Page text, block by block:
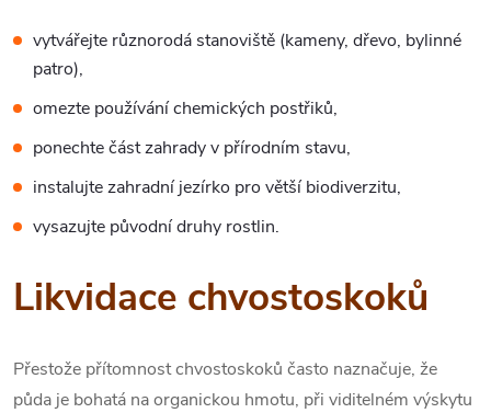
vytvářejte různorodá stanoviště (kameny, dřevo, bylinné
patro),
omezte používání chemických postřiků,
ponechte část zahrady v přírodním stavu,
instalujte zahradní jezírko pro větší biodiverzitu,
vysazujte původní druhy rostlin.
Likvidace chvostoskoků
Přestože přítomnost chvostoskoků často naznačuje, že
půda je bohatá na organickou hmotu, při viditelném výskytu